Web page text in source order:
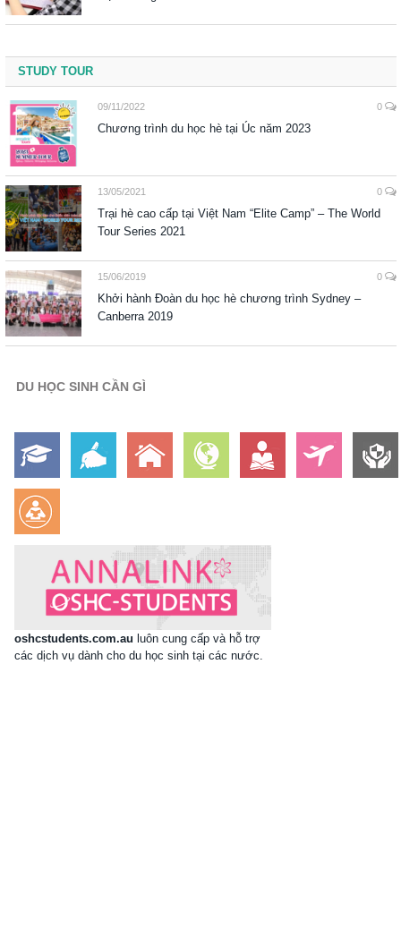
STUDY TOUR
09/11/2022 0
Chương trình du học hè tại Úc năm 2023
13/05/2021 0
Trại hè cao cấp tại Việt Nam “Elite Camp” – The World
Tour Series 2021
15/06/2019 0
Khởi hành Đoàn du học hè chương trình Sydney –
Canberra 2019
DU HỌC SINH CẦN GÌ
oshcstudents.com.au luôn cung cấp và hỗ trợ
các dịch vụ dành cho du học sinh tại các nước.